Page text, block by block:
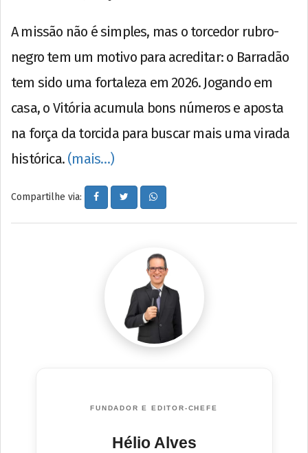
A missão não é simples, mas o torcedor rubro-
negro tem um motivo para acreditar: o Barradão
tem sido uma fortaleza em 2026. Jogando em
casa, o Vitória acumula bons números e aposta
na força da torcida para buscar mais uma virada
histórica. (mais…)
Compartilhe via:
FUNDADOR E EDITOR-CHEFE
Hélio Alves